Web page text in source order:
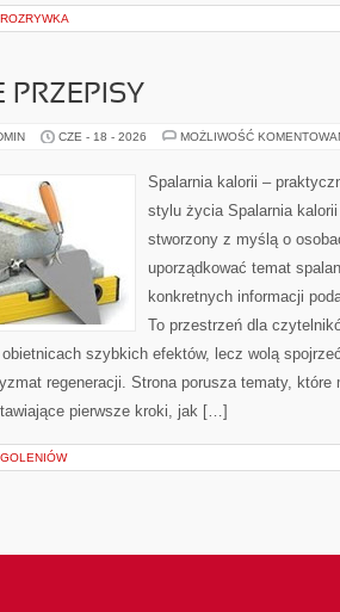
ROZRYWKA
PRZEPISY
CZE - 18 - 2026 MOŻLIWOŚĆ
Spalarnia kalorii –
stylu życia Spalarnia
stworzony z myślą o
uporządkować temat
konkretnych informacji
To przestrzeń dla
obietnicach szybkich efektów, lecz wolą
regeneracji. Strona porusza tematy, które
pierwsze kroki, jak […]
GOLENIÓW